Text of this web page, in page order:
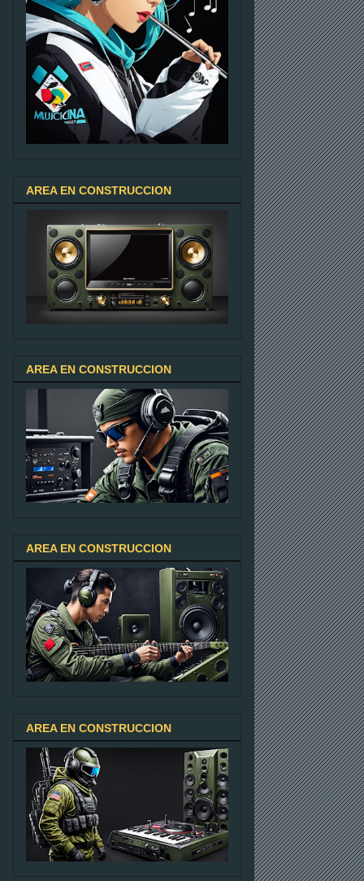
AREA EN CONSTRUCCION
AREA EN CONSTRUCCION
AREA EN CONSTRUCCION
AREA EN CONSTRUCCION